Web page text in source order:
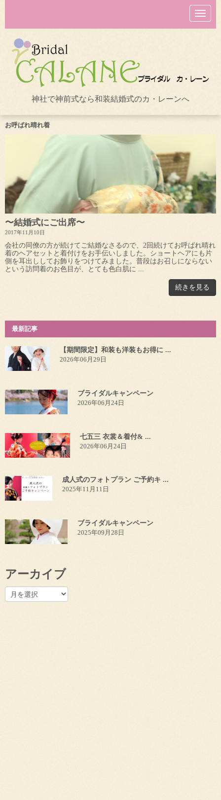
N
a
v
o
n
神社で神前式なら和装結婚式のカ・レーンへ
お呼ばれ晴れ着
〜結婚式にご出席〜
2017年11月10日
会社の同僚の方が続けてご結婚なさるので、2回続けてお呼ばれ晴れ
着のヘアセットと着付けをお手伝いしました。ショートヘアにも片
側を耳出ししてお飾りをつけてみました。普段はお召しにならない
という訪問着のお色目が、とても色白肌に ...
続きを見る
最新記事
【期間限定】和装も洋装もお得に ...
2026年06月29日
ブライダルキャンペーン
2026年06月24日
七五三 衣裳＆着付& ...
2026年06月24日
成人式のフォトプラン ご予約キ ...
2025年11月11日
ブライダルキャンペーン
2025年09月28日
アーカイブ